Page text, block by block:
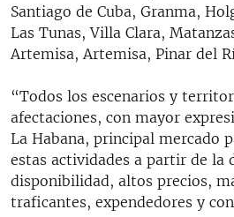
Santiago de Cuba, Granma,
Las Tunas, Villa Clara,
Artemisa, Artemisa, Pinar del
“Todos los escenarios y
afectaciones, con mayor
La Habana, principal mercado
estas actividades a partir de la
disponibilidad, altos precios,
traficantes, expendedores y